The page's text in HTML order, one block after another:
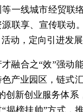
一线城市经贸联
联享、宣传联动
动，定向引进发
才融合之“效”强动
产业园区，链式
创新创业服务体
揭榜挂帅”方式，